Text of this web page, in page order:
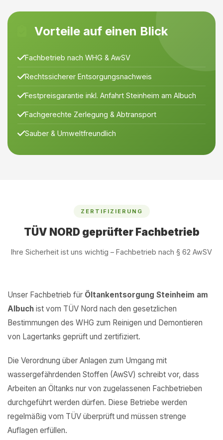
Vorteile auf einen Blick
Fachbetrieb nach WHG & AwSV
Rechtssicherer Entsorgungsnachweis
Festpreisgarantie inkl. Anfahrt Steinheim am Albuch
Fachgerechte Zerlegung & Abtransport
Sauber & Umweltfreundlich
ZERTIFIZIERUNG
TÜV NORD geprüfter Fachbetrieb
Ihre Sicherheit ist uns wichtig – Fachbetrieb nach § 62 AwSV
Unser Fachbetrieb für Öltankentsorgung Steinheim am
Albuch ist vom TÜV Nord nach den gesetzlichen
Bestimmungen des WHG zum Reinigen und Demontieren
von Lagertanks geprüft und zertifiziert.
Die Verordnung über Anlagen zum Umgang mit
wassergefährdenden Stoffen (AwSV) schreibt vor, dass
Arbeiten an Öltanks nur von zugelassenen Fachbetrieben
durchgeführt werden dürfen. Diese Betriebe werden
regelmäßig vom TÜV überprüft und müssen strenge
Auflagen erfüllen.